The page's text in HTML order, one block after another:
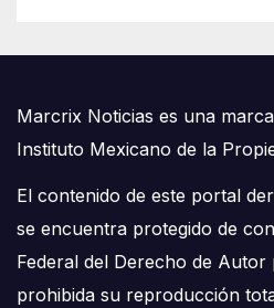
Marcrix Noticias es una
Instituto Mexicano de la
El contenido de este portal
se encuentra protegido de
Federal del Derecho de
prohibida su reproducción